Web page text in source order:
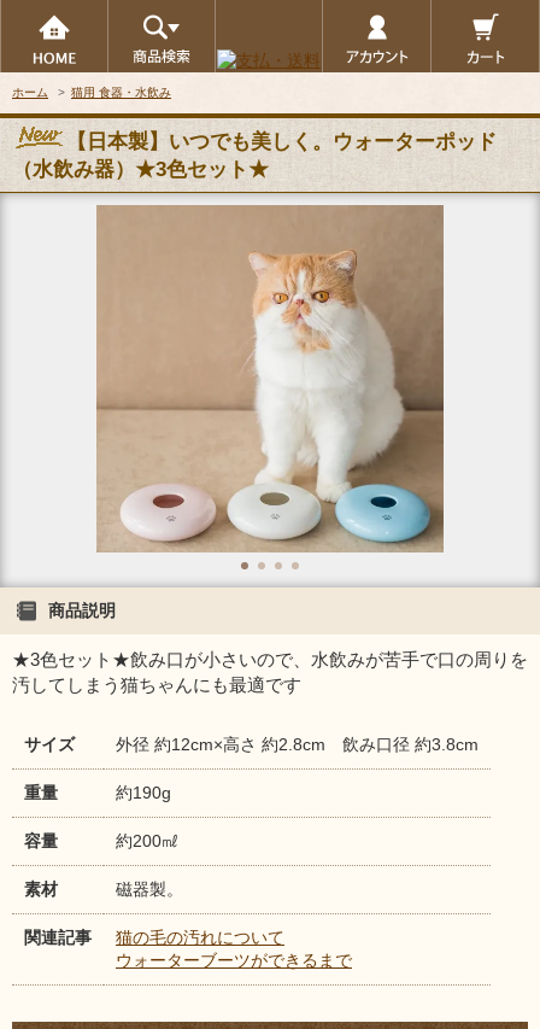
ホーム > 猫用 食器・水飲み
【日本製】いつでも美しく。ウォーターポッド
（水飲み器）★3色セット★
商品説明
★3色セット★飲み口が小さいので、水飲みが苦手で口の周りを
汚してしまう猫ちゃんにも最適です
サイズ 外径 約12cm×高さ 約2.8cm 飲み口径 約3.8cm
重量 約190g
容量 約200㎖
素材 磁器製。
関連記事
猫の毛の汚れについて
ウォーターブーツができるまで